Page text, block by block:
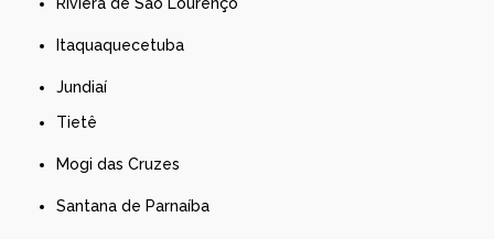
Itaquaquecetuba
Jundiaí
Tietê
Mogi das Cruzes
Santana de Parnaíba